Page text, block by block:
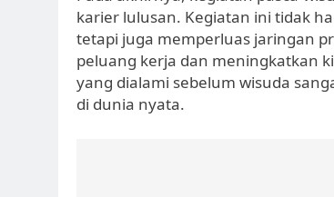
karier lulusan. Kegiatan ini tidak
tetapi juga memperluas jaringan
peluang kerja dan meningkatkan
yang dialami sebelum wisuda
di dunia nyata.